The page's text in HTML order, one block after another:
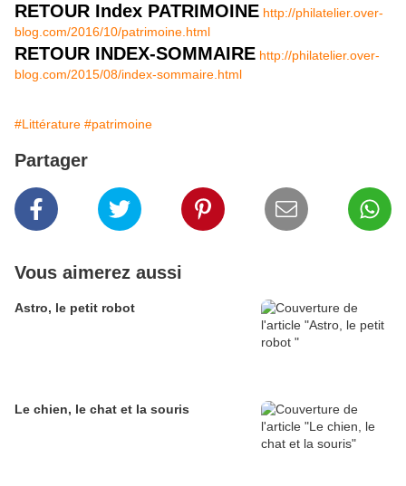
RETOUR Index PATRIMOINE http://philatelier.over-
blog.com/2016/10/patrimoine.html
RETOUR INDEX-SOMMAIRE http://philatelier.over-
blog.com/2015/08/index-sommaire.html
#Littérature #patrimoine
Partager
Vous aimerez aussi
Astro, le petit robot
Le chien, le chat et la souris